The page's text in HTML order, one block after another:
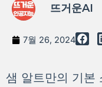
뜨거운AI
7월 26, 2024
샘 알트만의 기본